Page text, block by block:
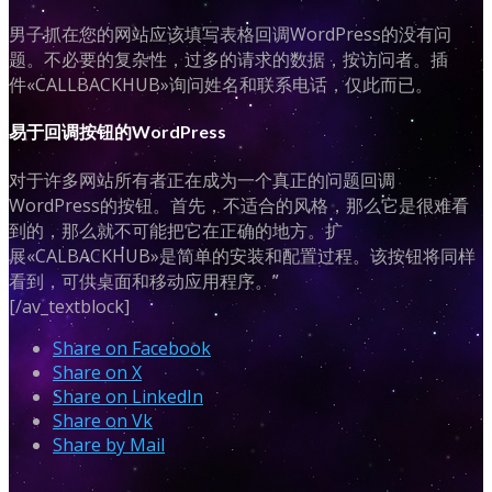
男子抓在您的网站应该填写表格回调WordPress的没有问
题。不必要的复杂性，过多的请求的数据，按访问者。插
件«CALLBACKHUB»询问姓名和联系电话，仅此而已。
易于回调按钮的WordPress
对于许多网站所有者正在成为一个真正的问题回调
WordPress的按钮。首先，不适合的风格，那么它是很难看
到的，那么就不可能把它在正确的地方。扩
展«CALBACKHUB»是简单的安装和配置过程。该按钮将同样
看到，可供桌面和移动应用程序。”
[/av_textblock]
Share on Facebook
Share on X
Share on LinkedIn
Share on Vk
Share by Mail